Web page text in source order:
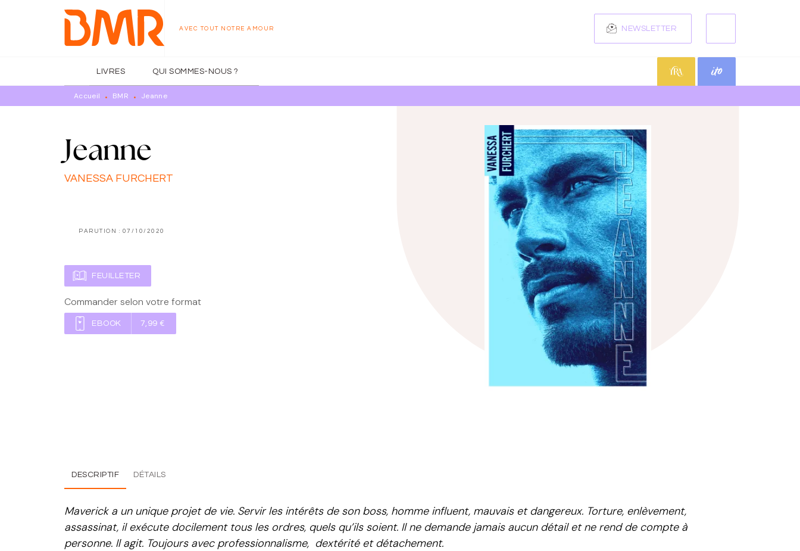
MENU RECHERCHE
AVEC TOUT NOTRE AMOUR NEWSLETTER
LIVRES QUI SOMMES-NOUS ?
Accueil • BMR • Jeanne
Jeanne
VANESSA FURCHERT
PARUTION : 07/10/2020
FEUILLETER
Commander selon votre format
EBOOK 7,99 €
DESCRIPTIF DÉTAILS
Maverick a un unique projet de vie. Servir les intérêts de son boss, homme influent, mauvais et dangereux. Torture, enlèvement,
assassinat, il exécute docilement tous les ordres, quels qu’ils soient. Il ne demande jamais aucun détail et ne rend de compte à
personne. Il agit. Toujours avec professionnalisme, dextérité et détachement.